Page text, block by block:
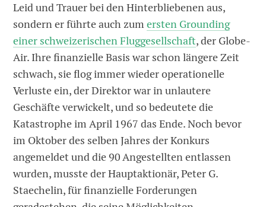
Leid und Trauer bei den Hinterbliebenen aus,
sondern er führte auch zumersten Grounding
einer schweizerischen Fluggesellschaft, der Globe-
Air. Ihre finanzielle Basis war schon längere Zeit
schwach, sie flog immer wieder operationelle
Verluste ein, der Direktor war in unlautere
Geschäfte verwickelt, und so bedeutete die
Katastrophe im ­April 1967 das Ende. Noch bevor
im Oktober des selben Jahres der Konkurs
angemeldet und die 90 Angestellten entlassen
wurden, musste der Hauptaktionär, Peter G.
Staechelin, für finanzielle Forderungen